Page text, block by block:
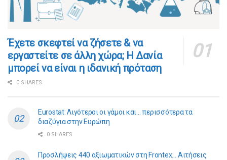
​​Έχετε σκεφτεί να ζήσετε & να
εργαστείτε σε άλλη χώρα; Η Δανία
μπορεί να είναι η ιδανική πρόταση
0 SHARES
Eurostat: Λιγότεροι οι γάμοι και… περισσότερα τα
διαζύγια στην Ευρώπη
0 SHARES
Προσλήψεις 440 αξιωματικών στη Frontex… Αιτήσεις